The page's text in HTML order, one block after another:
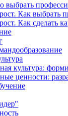
выбрать
Как выбрать
Как сделать
культура:
ценности: